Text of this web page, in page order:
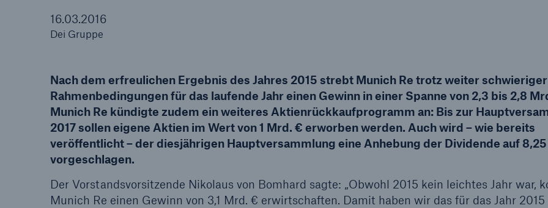
16.03.2016
Dei Gruppe
Nach dem erfreulichen Ergebnis des Jahres 2015 strebt Munich Re trotz weiter schwieriger
Rahmenbedingungen für das laufende Jahr einen Gewinn in einer Spanne von 2,3 bis 2,8
Munich Re kündigte zudem ein weiteres Aktienrückkaufprogramm an: Bis zur
2017 sollen eigene Aktien im Wert von 1 Mrd. € erworben werden. Auch wird – wie bereits
veröffentlicht – der diesjährigen Hauptversammlung eine Anhebung der Dividende auf
vorgeschlagen.
Der Vorstandsvorsitzende Nikolaus von Bomhard sagte: „Obwohl 2015 kein leichtes Jahr war,
Munich Re einen Gewinn von 3,1 Mrd. € erwirtschaften. Damit haben wir das für das Jahr 2015
Tech Trend Radar 2026
Our expert perspective for
insurance
Reinsurance Property/Casualty
Marine Trend Radar 2025